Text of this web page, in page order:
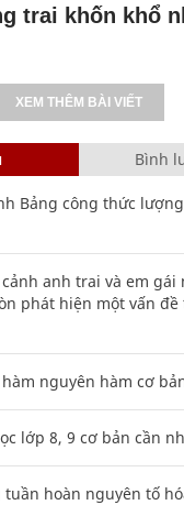
trai khốn khổ
XEM THÊM BÀI VIẾT
Bình
Bảng công thức
anh trai và em gái
phát hiện một vấn
nguyên hàm cơ
lớp 8, 9 cơ bản cần
tuần hoàn nguyên tố